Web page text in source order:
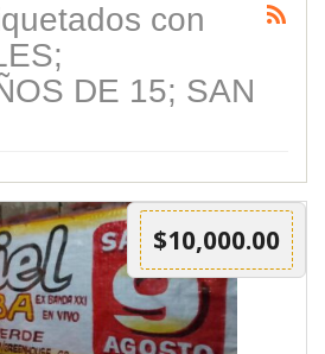
con
DE 15; SAN
$10,000.00